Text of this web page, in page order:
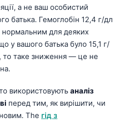
а не ваш особистий
батька. Гемоглобін 12,4 г/дл
для деяких
у вашого батька було 15,1 г/
то таке зниження — це не
використовують аналіз
перед тим, як вирішити, чи
The гід з